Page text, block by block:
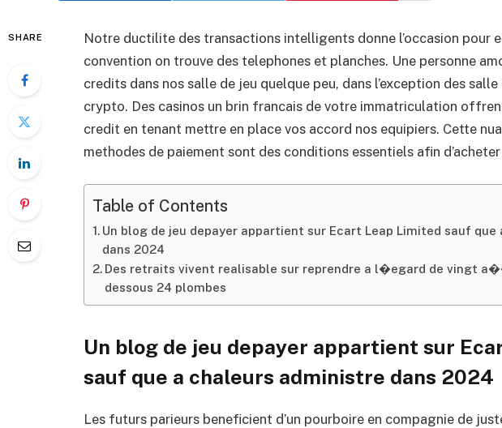
SHARE
Notre ductilite des transactions intelligents donne l’occasion pour
convention on trouve des telephones et planches. Une personne
credits dans nos salle de jeu quelque peu, dans l’exception des
crypto. Des casinos un brin francais de votre immatriculation
credit en tenant mettre en place vos accord nos equipiers. Cette
methodes de paiement sont des conditions essentiels afin
Table of Contents
Un blog de jeu depayer appartient sur Ecart Leap Limited sauf
dans 2024
Des retraits vivent realisable sur reprendre a l�egard de vingt
dessous 24 plombes
Un blog de jeu depayer appartient sur
sauf que a chaleurs administre dans 2024
Les futurs parieurs beneficient d’un pourboire en compagnie de